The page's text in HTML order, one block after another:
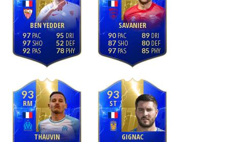
BEN YEDDER
97
97
92
95
52
78
SAVANIER
90
87
97
89
80
85
93
RM
THAUVIN
93
ST
GIGNAC